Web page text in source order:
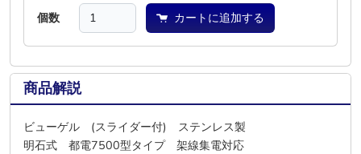
個数 カートに追加する
商品解説
ビューゲル (スライダー付) ステンレス製
明石式 都電7500型タイプ 架線集電対応